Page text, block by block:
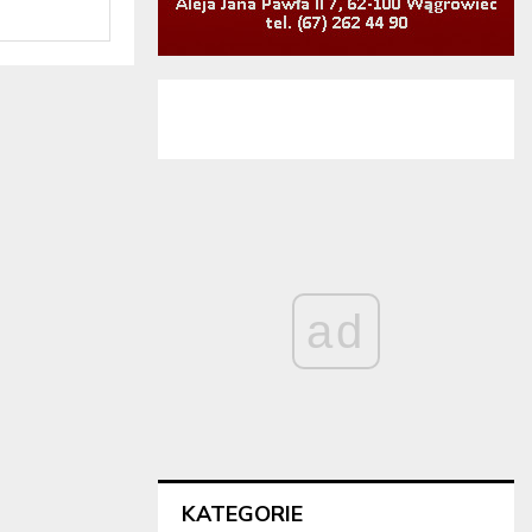
ad
KATEGORIE